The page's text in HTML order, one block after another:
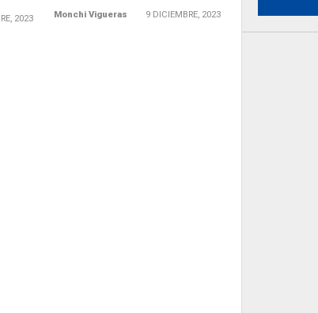
2023
Monchi Vigueras 9 DICIEMBRE, 2023